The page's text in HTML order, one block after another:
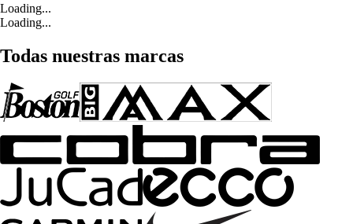
Loading...
Loading...
Todas nuestras marcas